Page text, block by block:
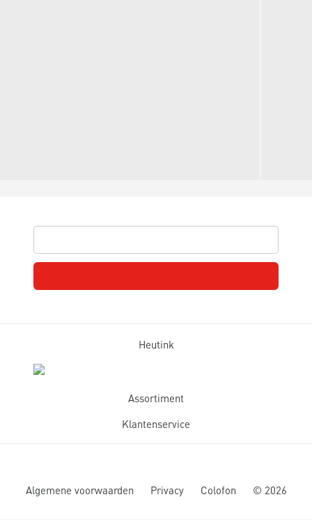
Heutink
Assortiment
Klantenservice
Algemene voorwaarden Privacy Colofon © 2026